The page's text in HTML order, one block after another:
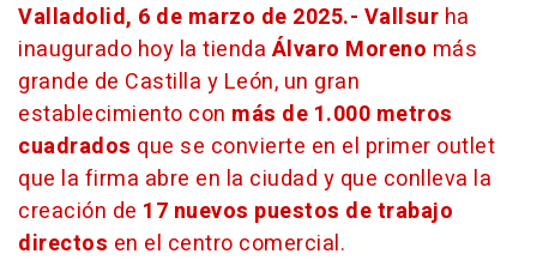
Valladolid, 6 de marzo de 2025.- Vallsur ha
inaugurado hoy la tiendaÁlvaro Moreno más
grande de Castilla y León, un gran
establecimiento con más de 1.000 metros
cuadrados que se convierte en el primer outlet
que la firma abre en la ciudad y que conlleva la
creación de 17 nuevos puestos de trabajo
directos en el centro comercial.